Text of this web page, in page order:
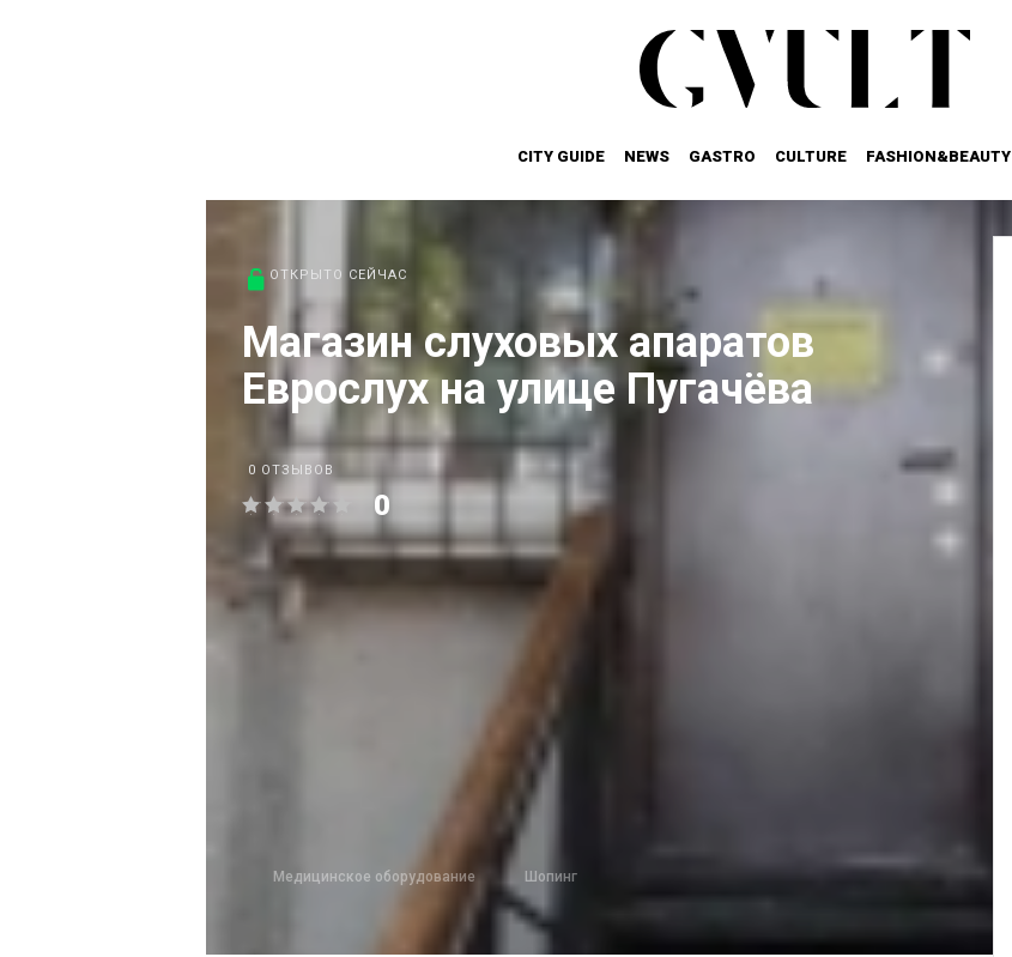
CITY GUIDE NEWS GASTRO CULTURE FASHION&BEAUTY
ОТКРЫТО СЕЙЧАС
Магазин слуховых апаратов
Еврослух на улице Пугачёва
0 ОТЗЫВОВ
0
Медицинское оборудование Шопинг